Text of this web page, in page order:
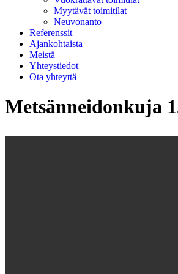
Myytävät toimitilat
Neuvonanto
Referenssit
Ajankohtaista
Meistä
Yhteystiedot
Ota yhteyttä
Metsänneidonkuja